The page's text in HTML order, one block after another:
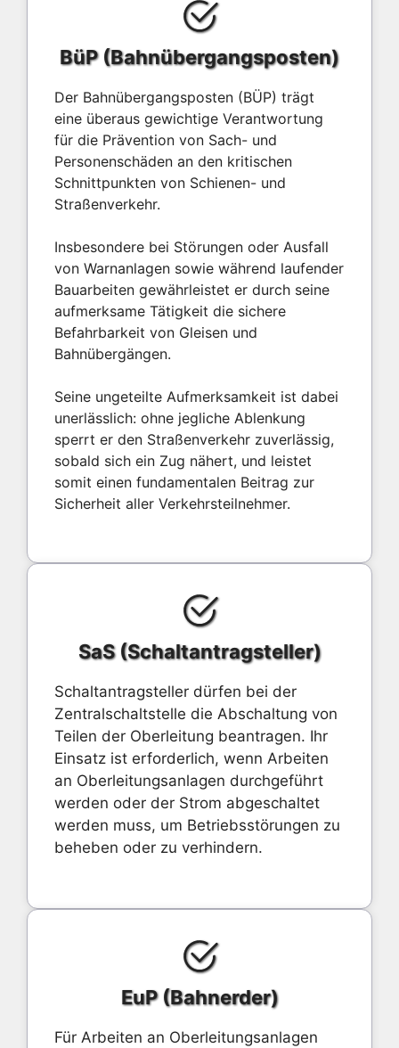
BüP (Bahnübergangsposten)
Der Bahnübergangsposten (BÜP) trägt
eine überaus gewichtige Verantwortung
für die Prävention von Sach- und
Personenschäden an den kritischen
Schnittpunkten von Schienen- und
Straßenverkehr.
Insbesondere bei Störungen oder Ausfall
von Warnanlagen sowie während laufender
Bauarbeiten gewährleistet er durch seine
aufmerksame Tätigkeit die sichere
Befahrbarkeit von Gleisen und
Bahnübergängen.
Seine ungeteilte Aufmerksamkeit ist dabei
unerlässlich: ohne jegliche Ablenkung
sperrt er den Straßenverkehr zuverlässig,
sobald sich ein Zug nähert, und leistet
somit einen fundamentalen Beitrag zur
Sicherheit aller Verkehrsteilnehmer.
SaS (Schaltantragsteller)
Schaltantragsteller dürfen bei der
Zentralschaltstelle die Abschaltung von
Teilen der Oberleitung beantragen. Ihr
Einsatz ist erforderlich, wenn Arbeiten
an Oberleitungsanlagen durchgeführt
werden oder der Strom abgeschaltet
werden muss, um Betriebsstörungen zu
beheben oder zu verhindern.
EuP (Bahnerder)
Für Arbeiten an Oberleitungsanlagen